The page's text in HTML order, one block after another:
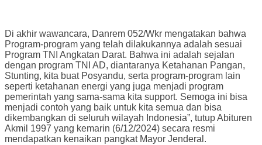
Di akhir wawancara, Danrem 052/Wkr mengatakan bahwa
Program-program yang telah dilakukannya adalah sesuai
Program TNI Angkatan Darat. Bahwa ini adalah sejalan
dengan program TNI AD, diantaranya Ketahanan Pangan,
Stunting, kita buat Posyandu, serta program-program lain
seperti ketahanan energi yang juga menjadi program
pemerintah yang sama-sama kita support. Semoga ini bisa
menjadi contoh yang baik untuk kita semua dan bisa
dikembangkan di seluruh wilayah Indonesia”, tutup Abituren
Akmil 1997 yang kemarin (6/12/2024) secara resmi
mendapatkan kenaikan pangkat Mayor Jenderal.